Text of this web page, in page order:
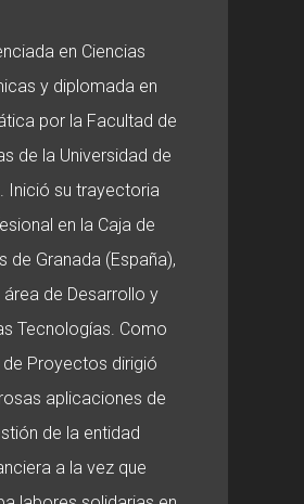
en Ciencias
y diplomada en
por la Facultad de
de la Universidad de
Inició su trayectoria
en la Caja de
de Granada (España),
área de Desarrollo y
Tecnologías. Como
Proyectos dirigió
aplicaciones de
de la entidad
a la vez que